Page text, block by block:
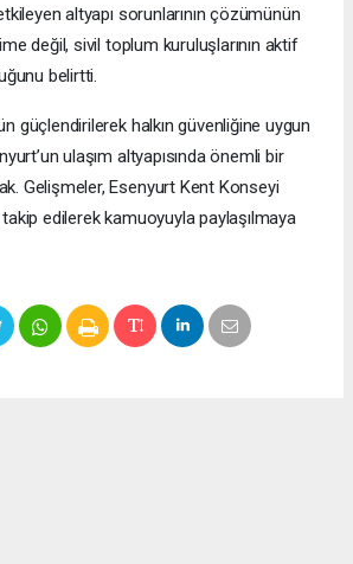
altyapı sorunlarının çözümünün
değil, sivil toplum kuruluşlarının aktif
belirtti.
güçlendirilerek halkın güvenliğine uygun
ulaşım altyapısında önemli bir
Gelişmeler, Esenyurt Kent Konseyi
edilerek kamuoyuyla paylaşılmaya